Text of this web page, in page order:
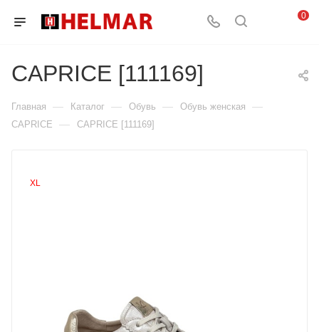
0
CAPRICE [111169]
Главная — Каталог — Обувь — Обувь женская —
CAPRICE — CAPRICE [111169]
XL